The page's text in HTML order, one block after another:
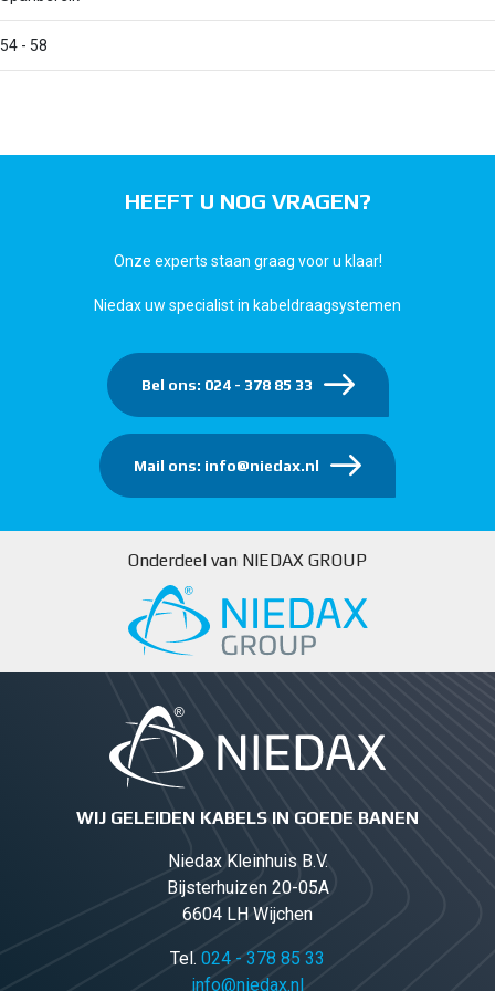
54 - 58
HEEFT U NOG VRAGEN?
Onze experts staan graag voor u klaar!
Niedax uw specialist in kabeldraagsystemen
Bel ons: 024 - 378 85 33
Mail ons: info@niedax.nl
Onderdeel van NIEDAX GROUP
WIJ GELEIDEN KABELS IN GOEDE BANEN
Niedax Kleinhuis B.V.
Bijsterhuizen 20-05A
6604 LH Wijchen
Tel. 024 - 378 85 33
info@niedax.nl